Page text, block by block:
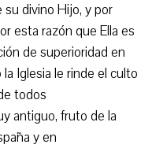
divino Hijo, y por
esta razón que Ella es
de superioridad en
Iglesia le rinde el culto
todos
antiguo, fruto de la
y en